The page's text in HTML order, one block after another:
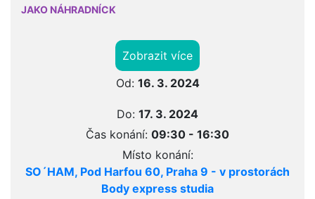
JAKO NÁHRADNÍCK
Zobrazit více
Od: 16. 3. 2024
Do: 17. 3. 2024
Čas konání: 09:30 - 16:30
Místo konání:
SO´HAM, Pod Harfou 60, Praha 9 - v prostorách
Body express studia